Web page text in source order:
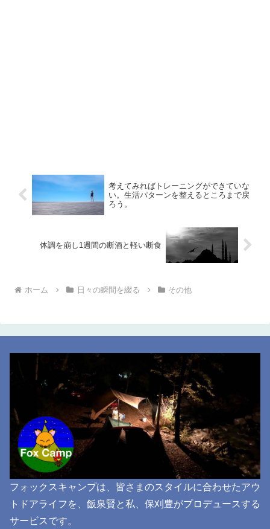
考えてみればトレーニングができていな
い。生活パターンを整えるところまで戻
ろう。
体調を崩し1週間の断酒と軽い断食
ホーム 日々の瞬間を綴る その他
フォックスキャンプは、皆さまのスタイルに合わせたアウ
トドアライフを、飯泉賢と私、保刈豊がプロデュースする
サービスです。